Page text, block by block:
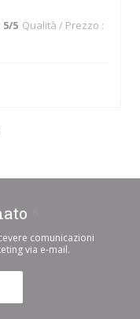
5/5 Qualità / Prezzo :
comunicazioni
via e-mail.